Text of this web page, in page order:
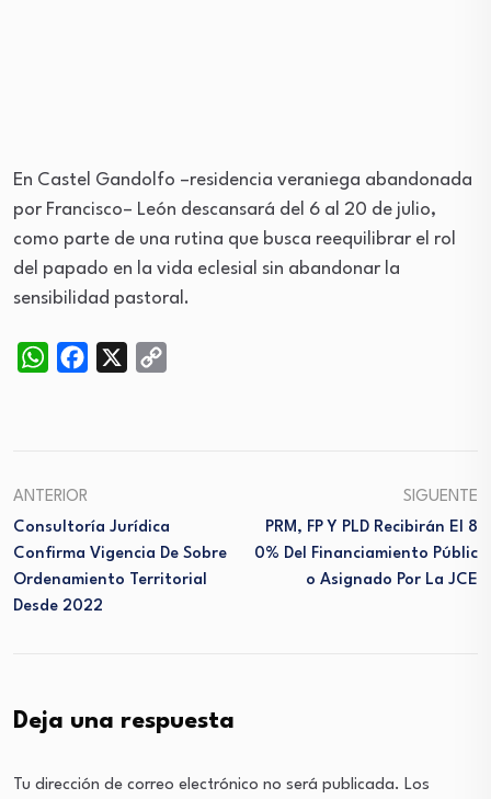
En Castel Gandolfo –residencia veraniega abandonada
por Francisco– León descansará del 6 al 20 de julio,
como parte de una rutina que busca reequilibrar el rol
del papado en la vida eclesial sin abandonar la
sensibilidad pastoral.
WhatsAppFacebook
ANTERIOR
Consultoría Jurídica
Confirma Vigencia De Sobre
Ordenamiento Territorial
Desde 2022
SIGUENTE
PRM, FP Y PLD Recibirán El 8
0% Del Financiamiento Públic
O Asignado Por La JCE
Deja una respuesta
Tu dirección de correo electrónico no será publicada. Los